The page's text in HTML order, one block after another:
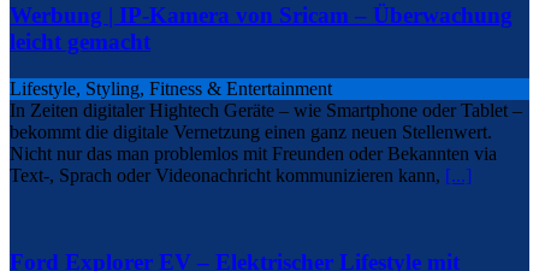
Werbung | IP-Kamera von Sricam – Überwachung
leicht gemacht
Lifestyle, Styling, Fitness & Entertainment
In Zeiten digitaler Hightech Geräte – wie Smartphone oder Tablet –
bekommt die digitale Vernetzung einen ganz neuen Stellenwert.
Nicht nur das man problemlos mit Freunden oder Bekannten via
Text-, Sprach oder Videonachricht kommunizieren kann, [...]
Ford Explorer EV – Elektrischer Lifestyle mit